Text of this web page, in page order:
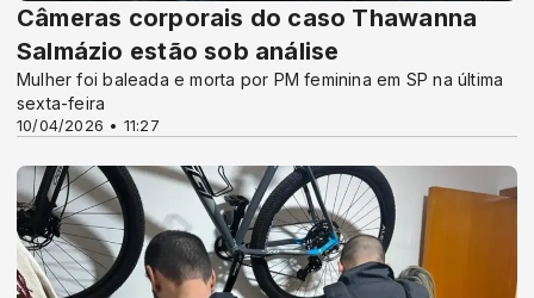
10/04/2026 • 11:27
Câmeras corporais do caso Thawanna
Salmázio estão sob análise
Mulher foi baleada e morta por PM feminina em SP na última
sexta-feira